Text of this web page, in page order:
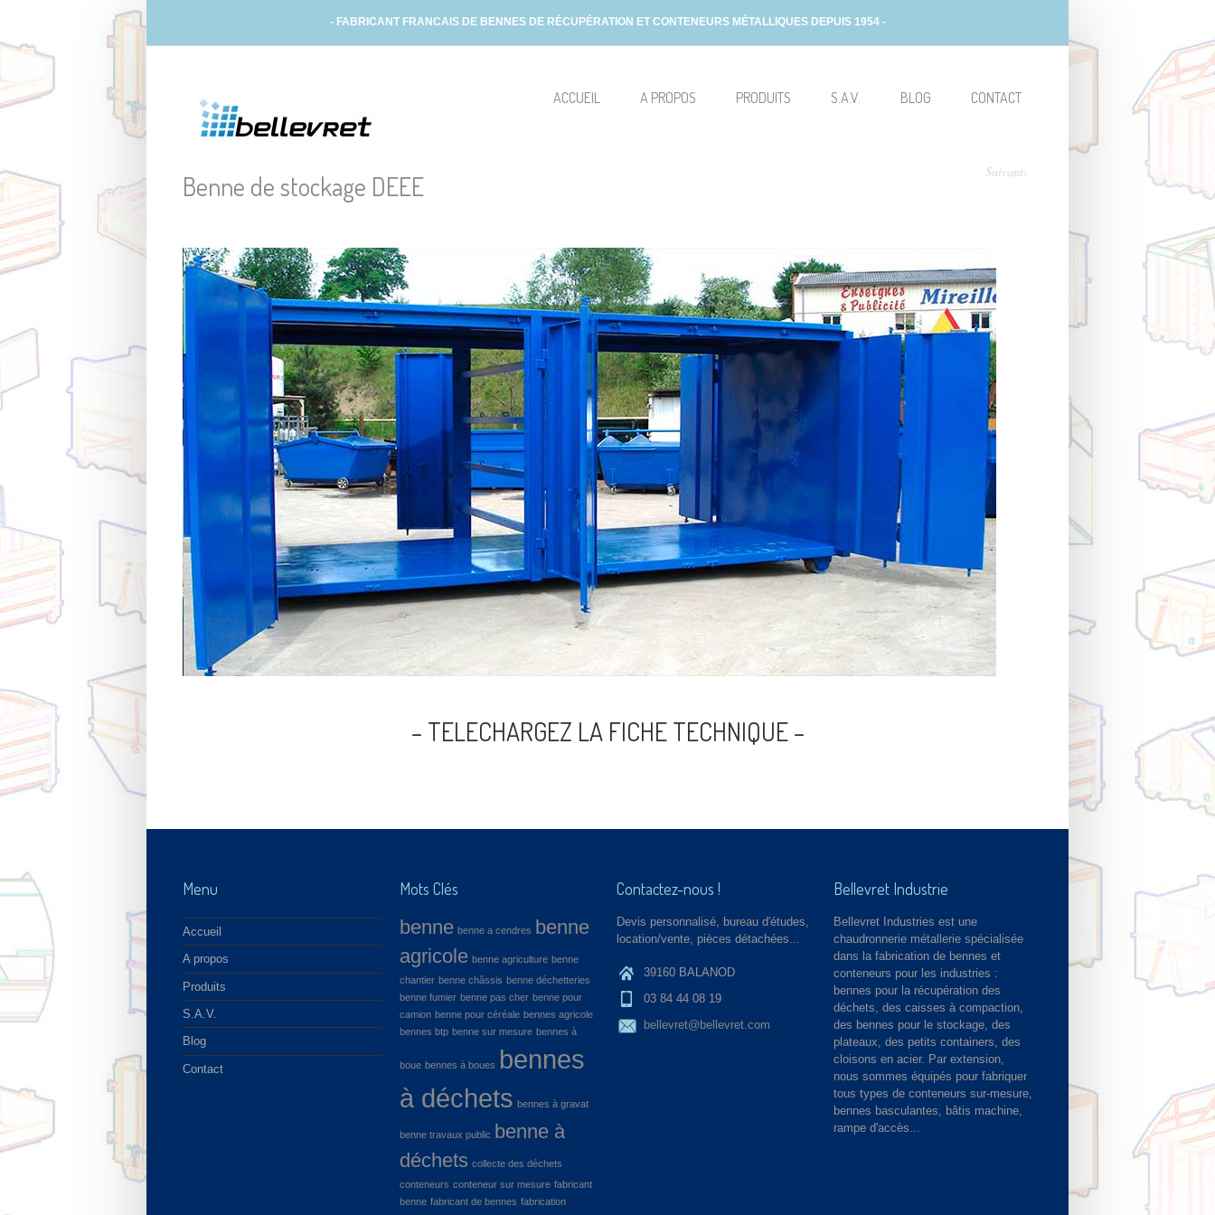
- FABRICANT FRANCAIS DE BENNES DE RÉCUPÉRATION ET CONTENEURS MÉTALLIQUES DEPUIS 1954 -
ACCUEIL A PROPOS PRODUITS S.A.V. BLOG CONTACT
Benne de stockage DEEE Suivant›
– TELECHARGEZ LA FICHE TECHNIQUE –
Menu
Accueil
A propos
Produits
S.A.V.
Blog
Contact
Mots Clés
benne benne a cendres
benne
agricole benne agriculture benne
chantier benne châssis benne déchetteries
benne fumier benne pas cher benne pour
camion benne pour céréale bennes agricole
bennes btp benne sur mesure bennes à
boue bennes à boues bennes
à déchets bennes à gravat
benne travaux public
benne à
déchets collecte des déchets
conteneurs conteneur sur mesure fabricant
benne fabricant de bennes fabrication
Contactez-nous !
Devis personnalisé, bureau d'études,
location/vente, pièces détachées...
39160 BALANOD
03 84 44 08 19
bellevret@bellevret.com
Bellevret Industrie
Bellevret Industries est une
chaudronnerie métallerie spécialisée
dans la fabrication de bennes et
conteneurs pour les industries :
bennes pour la récupération des
déchets, des caisses à compaction,
des bennes pour le stockage, des
plateaux, des petits containers, des
cloisons en acier. Par extension,
nous sommes équipés pour fabriquer
tous types de conteneurs sur-mesure,
bennes basculantes, bâtis machine,
rampe d'accès...